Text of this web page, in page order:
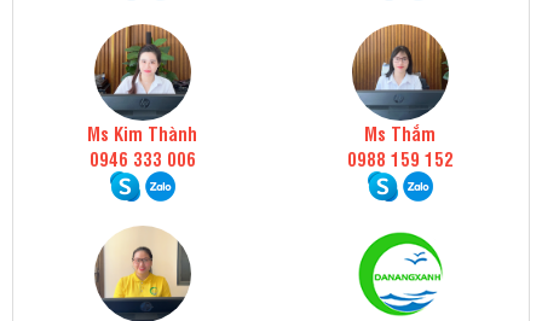
Ms Kim Thành
0946 333 006
Ms Thắm
0988 159 152